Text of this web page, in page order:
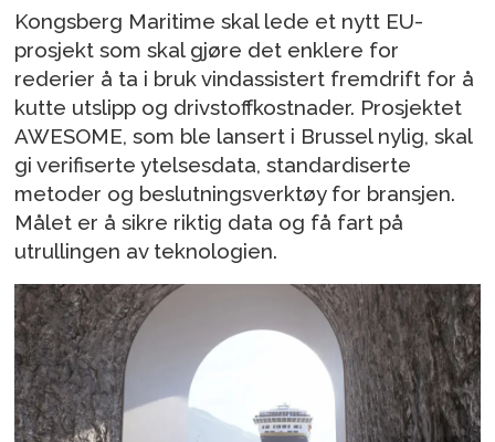
Kongsberg Maritime skal lede et nytt EU-
prosjekt som skal gjøre det enklere for
rederier å ta i bruk vindassistert fremdrift for å
kutte utslipp og drivstoffkostnader. Prosjektet
AWESOME, som ble lansert i Brussel nylig, skal
gi verifiserte ytelsesdata, standardiserte
metoder og beslutningsverktøy for bransjen.
Målet er å sikre riktig data og få fart på
utrullingen av teknologien.